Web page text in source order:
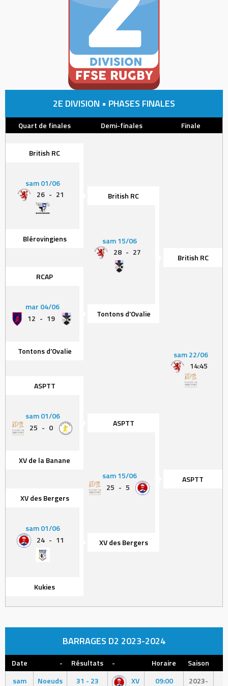
2E DIVISION • PHASES FINALES
Quart de finales Demi-finales Finale
British RC
sam 01/06
26 - 21 British RC
sam 15/06
28 - 27
Blérovingiens
British RC
RCAP
sam 22/06
14:45
mar 04/06
12 - 19 Tontons d’Ovalie
Tontons d’Ovalie
ASPTT
sam 01/06
25 - 0 ASPTT
sam 15/06
25 - 5
XV de la Banane
ASPTT
XV des Bergers
sam 01/06
24 - 11 XV des Bergers
Kukies
BARRAGES D2 2023-2024
Date - Résultats - Horaire
Saison
sam
Noeuds
31 - 23
XV
09:00
2023-